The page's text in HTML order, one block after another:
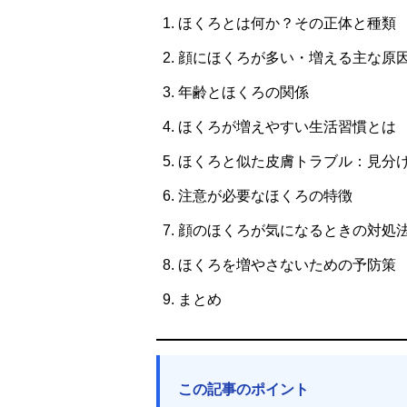
ほくろとは何か？その正体と種類
顔にほくろが多い・増える主な原因
年齢とほくろの関係
ほくろが増えやすい生活習慣とは
ほくろと似た皮膚トラブル：見分
注意が必要なほくろの特徴
顔のほくろが気になるときの対処
ほくろを増やさないための予防策
まとめ
この記事のポイント